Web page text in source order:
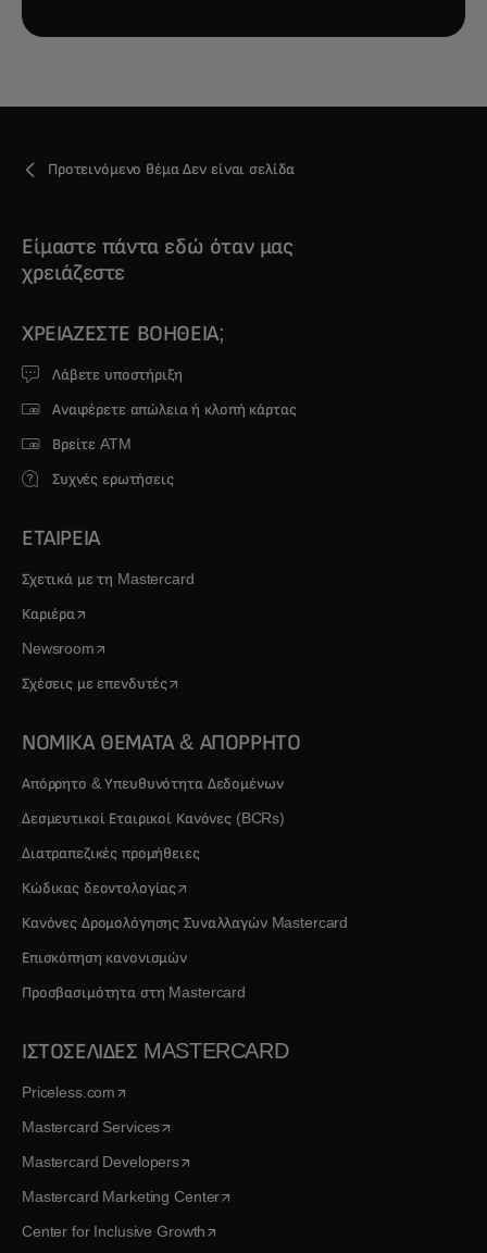
Προτεινόμενο θέμα Δεν είναι σελίδα
Είμαστε πάντα εδώ όταν μας
χρειάζεστε
ΧΡΕΙΆΖΕΣΤΕ ΒΟΉΘΕΙΑ;
Λάβετε υποστήριξη
Αναφέρετε απώλεια ή κλοπή κάρτας
Βρείτε ATM
Συχνές ερωτήσεις
ΕΤΑΙΡΕΙΑ
Σχετικά με τη Mastercard
Καριέραopens in a new tab
Newsroomopens in a new tab
Σχέσεις με επενδυτέςopens in a new tab
ΝΟΜΙΚΑ ΘΕΜΑΤΑ & ΑΠΟΡΡΗΤΟ
Απόρρητο & Υπευθυνότητα Δεδομένων
Δεσμευτικοί Εταιρικοί Κανόνες (BCRs)
Διατραπεζικές προμήθειες
Κώδικας δεοντολογίαςopens in a new tab
Κανόνες Δρομολόγησης Συναλλαγών Mastercard
Επισκόπηση κανονισμών
Προσβασιμότητα στη Mastercard
ΙΣΤΟΣΕΛΙΔΕΣ MASTERCARD
Priceless.comopens in a new tab
Mastercard Servicesopens in a new tab
Mastercard Developersopens in a new tab
Mastercard Marketing Centeropens in a new tab
Center for Inclusive Growthopens in a new tab